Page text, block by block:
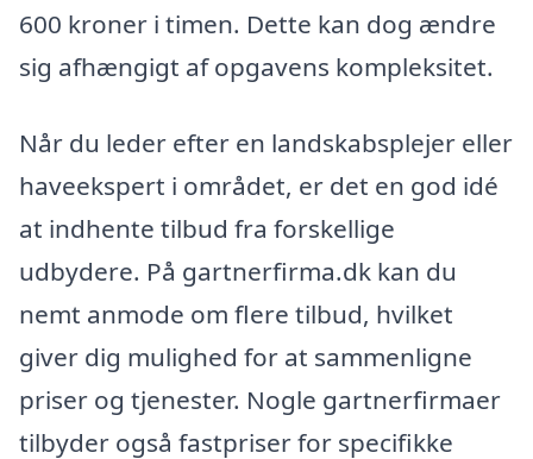
600 kroner i timen. Dette kan dog ændre
sig afhængigt af opgavens kompleksitet.
Når du leder efter en landskabsplejer eller
haveekspert i området, er det en god idé
at indhente tilbud fra forskellige
udbydere. På gartnerfirma.dk kan du
nemt anmode om flere tilbud, hvilket
giver dig mulighed for at sammenligne
priser og tjenester. Nogle gartnerfirmaer
tilbyder også fastpriser for specifikke